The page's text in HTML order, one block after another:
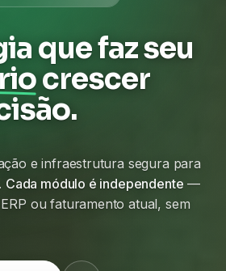
que faz seu
crescer
e infraestrutura segura para
Cada módulo é independente —
ou faturamento atual, sem